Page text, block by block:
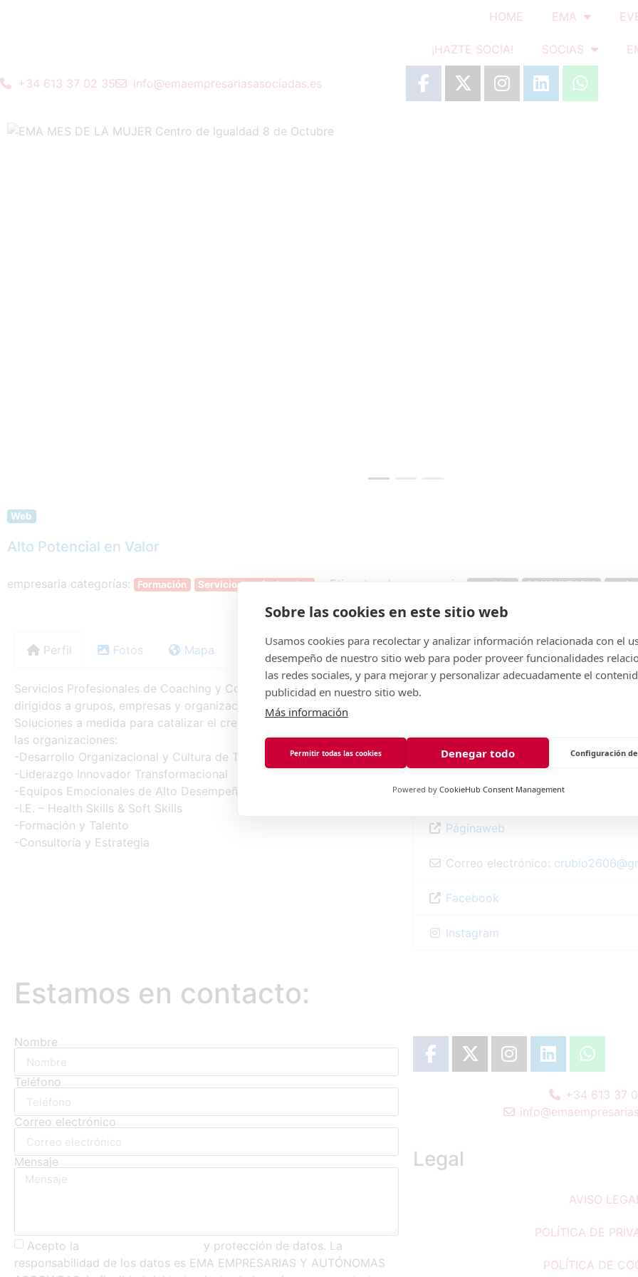
HOME EMA
¡HAZTE SOCIA! SOCIAS
+34 613 37 02 35 info@emaempresariasasociadas.es
Web
Alto Potencial en Valor
empresaria categorías: Formación Servicios profesionales Etiquetas de empresaria: coaching CONSULTORIA
Perfil Fotos Mapa
Servicios Profesionales de Coaching y Consultoría especializados
dirigidos a grupos, empresas y organizaciones.
Soluciones a medida para catalizar el crecimiento y la innovación en
las organizaciones:
-Desarrollo Organizacional y Cultura de Transformación
-Liderazgo Innovador Transformacional
-Equipos Emocionales de Alto Desempeño
-I.E. – Health Skills & Soft Skills
-Formación y Talento
-Consultoría y Estrategia
Etiquetas:coaching,CONSULTORIA
emocional yliderazgo
Collado Villalba
Comunidad de Madrid
España
Páginaweb
Correo electrónico: crubio2606@
Facebook
Instagram
Estamos en contacto:
Nombre
Teléfono
Correo electrónico
Mensaje
Acepto la
y protección de datos. La
responsabilidad de los datos es EMA EMPRESARIAS Y AUTÓNOMAS
+34 613 37
Legal
AVISO
POLÍTICA DE
POLÍTICA DE
Sobre las cookies en este sitio web
Usamos cookies para recolectar y analizar información relacionada con el
desempeño de nuestro sitio web para poder proveer funcionalidades
las redes sociales, y para mejorar y personalizar adecuadamente el
publicidad en nuestro sitio web.
Más información
Permitir todas las cookies Denegar todo Configuración
Powered by CookieHub Consent Management